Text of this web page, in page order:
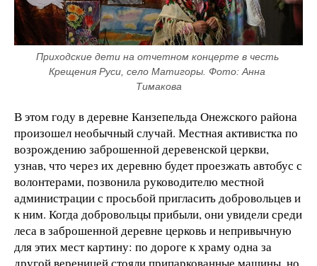
Приходские дети на отчетном концерте в честь
Крещения Руси, село Матигоры. Фото: Анна
Тимакова
В этом году в деревне Канзепельда Онежского района
произошел необычный случай. Местная активистка по
возрождению заброшенной деревенской церкви,
узнав, что через их деревню будет проезжать автобус с
волонтерами, позвонила руководителю местной
администрации с просьбой пригласить добровольцев и
к ним. Когда добровольцы прибыли, они увидели среди
леса в заброшенной деревне церковь и непривычную
для этих мест картину: по дороге к храму одна за
другой вереницей стояли припаркованные машины, но